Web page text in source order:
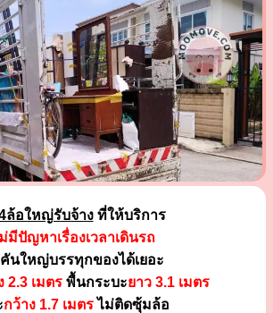
ล้อใหญ่รับจ้างที่ให้บริการ
มีปัญหาเรื่องเวลาเดินรถ
นใหญ่บรรทุกของได้เยอะ
2.3 เมตรพื้นกระบะยาว 3.1 เมตร
กว้าง 1.7 เมตรไม่ติดซุ้มล้อ